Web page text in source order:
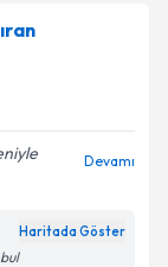
Devamı
Haritada Göster